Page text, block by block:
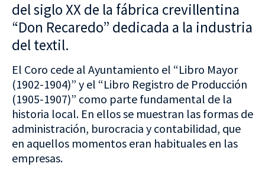
del siglo XX de la fábrica crevillentina
“Don Recaredo” dedicada a la industria
del textil.
El Coro cede al Ayuntamiento el “Libro Mayor
(1902-1904)” y el “Libro Registro de Producción
(1905-1907)” como parte fundamental de la
historia local. En ellos se muestran las formas de
administración, burocracia y contabilidad, que
en aquellos momentos eran habituales en las
empresas.